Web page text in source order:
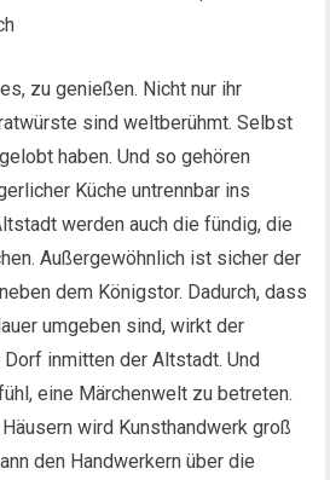
zu genießen. Nicht nur ihr
sind weltberühmt. Selbst
haben. Und so gehören
Küche untrennbar ins
werden auch die fündig, die
Außergewöhnlich ist sicher der
dem Königstor. Dadurch, dass
umgeben sind, wirkt der
inmitten der Altstadt. Und
eine Märchenwelt zu betreten.
wird Kunsthandwerk groß
den Handwerkern über die